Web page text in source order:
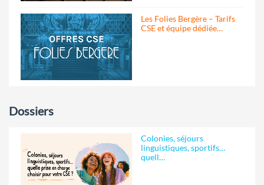
Les Folies Bergère – Tarifs
CSE et équipe dédiée…
Dossiers
Colonies, séjours
linguistiques, sportifs…
quell…